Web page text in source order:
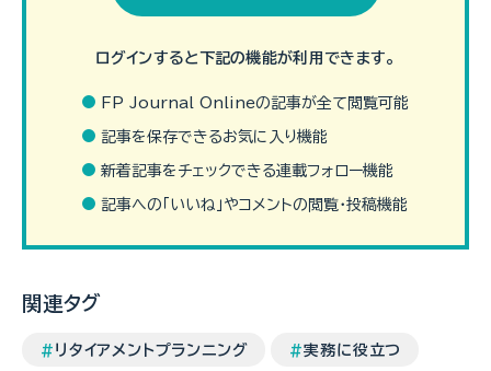
るあなたの家計
ログインすると下記の機能が利用できます。
FP Journal Onlineの記事が全て閲覧可能
記事を保存できるお気に入り機能
新着記事をチェックできる連載フォロー機能
記事への「いいね」やコメントの閲覧・投稿機能
関連タグ
リタイアメントプランニング 実務に役立つ